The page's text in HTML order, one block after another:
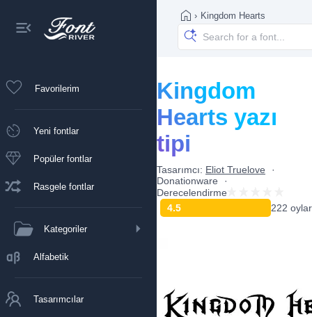
Favorilerim
Yeni fontlar
Popüler fontlar
Rasgele fontlar
Kategoriler
Alfabetik
Tasarımcılar
› Kingdom Hearts
Kingdom
Hearts yazı
tipi
Tasarımcı: Eliot Truelove
Donationware
Derecelendirme
4.5
222 oylar